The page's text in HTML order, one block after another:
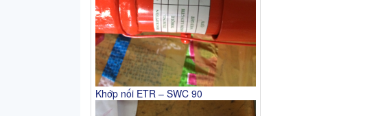
Khớp nối ETR – SWC 90